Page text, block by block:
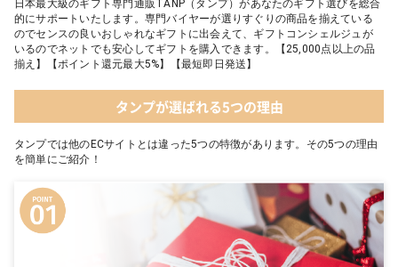
日本最大級のギフト専門通販TANP（タンプ）があなたのギフト選びを総合
的にサポートいたします。専門バイヤーが選りすぐりの商品を揃えている
のでセンスの良いおしゃれなギフトに出会えて、ギフトコンシェルジュが
いるのでネットでも安心してギフトを購入できます。【25,000点以上の品
揃え】【ポイント還元最大5%】【最短即日発送】
タンプが選ばれる5つの理由
タンプでは他のECサイトとは違った5つの特徴があります。その5つの理由
を簡単にご紹介！